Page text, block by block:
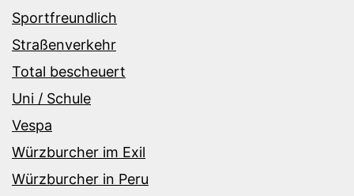
Sportfreundlich
Straßenverkehr
Total bescheuert
Uni / Schule
Vespa
Würzburcher im Exil
Würzburcher in Peru